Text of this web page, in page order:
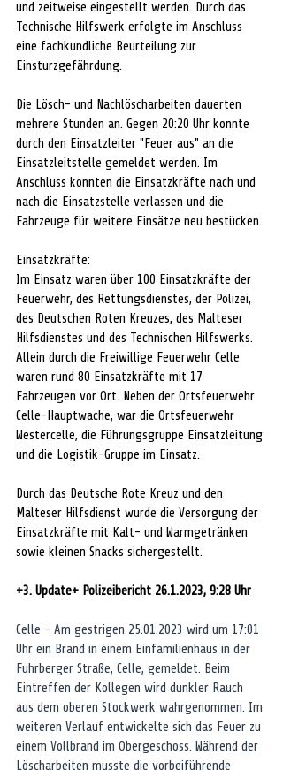
und zeitweise eingestellt werden. Durch das
Technische Hilfswerk erfolgte im Anschluss
eine fachkundliche Beurteilung zur
Einsturzgefährdung.
Die Lösch- und Nachlöscharbeiten dauerten
mehrere Stunden an. Gegen 20:20 Uhr konnte
durch den Einsatzleiter "Feuer aus" an die
Einsatzleitstelle gemeldet werden. Im
Anschluss konnten die Einsatzkräfte nach und
nach die Einsatzstelle verlassen und die
Fahrzeuge für weitere Einsätze neu bestücken.
Einsatzkräfte:
Im Einsatz waren über 100 Einsatzkräfte der
Feuerwehr, des Rettungsdienstes, der Polizei,
des Deutschen Roten Kreuzes, des Malteser
Hilfsdienstes und des Technischen Hilfswerks.
Allein durch die Freiwillige Feuerwehr Celle
waren rund 80 Einsatzkräfte mit 17
Fahrzeugen vor Ort. Neben der Ortsfeuerwehr
Celle-Hauptwache, war die Ortsfeuerwehr
Westercelle, die Führungsgruppe Einsatzleitung
und die Logistik-Gruppe im Einsatz.
Durch das Deutsche Rote Kreuz und den
Malteser Hilfsdienst wurde die Versorgung der
Einsatzkräfte mit Kalt- und Warmgetränken
sowie kleinen Snacks sichergestellt.
+3. Update+ Polizeibericht 26.1.2023, 9:28 Uhr
Celle - Am gestrigen 25.01.2023 wird um 17:01
Uhr ein Brand in einem Einfamilienhaus in der
Fuhrberger Straße, Celle, gemeldet. Beim
Eintreffen der Kollegen wird dunkler Rauch
aus dem oberen Stockwerk wahrgenommen. Im
weiteren Verlauf entwickelte sich das Feuer zu
einem Vollbrand im Obergeschoss. Während der
Löscharbeiten musste die vorbeiführende